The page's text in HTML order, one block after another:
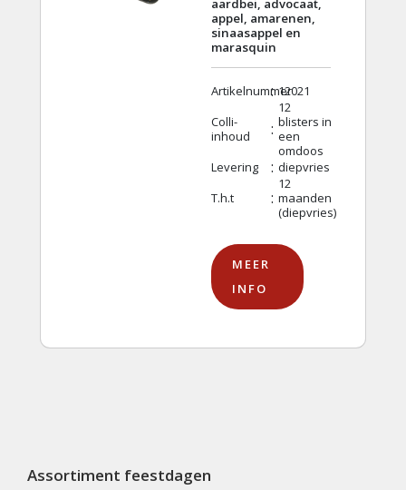
aardbei, advocaat,
appel, amarenen,
sinaasappel en
marasquin
Artikelnummer
: 12021
Colli-
inhoud
:
12
blisters in
een
omdoos
Levering
: diepvries
T.h.t
:
12
maanden
(diepvries)
MEER
INFO
Assortiment feestdagen